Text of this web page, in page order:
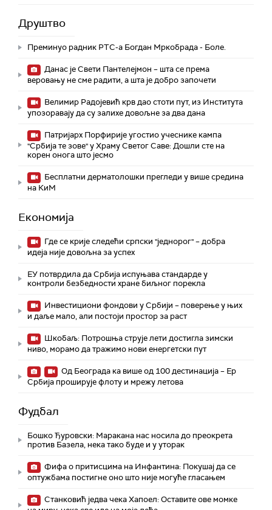
Друштво
Преминуо радник РТС-а Богдан Мркобрада - Боле.
Данас је Свети Пантелејмон – шта се према
веровању не сме радити, а шта је добро започети
Велимир Радојевић крв дао стоти пут, из Института
упозоравају да су залихе довољне за два дана
Патријарх Порфирије угостио учеснике кампа
"Србија те зове" у Храму Светог Саве: Дошли сте на
корен онога што јесмо
Бесплатни дерматолошки прегледи у више средина
на КиМ
Економија
Где се крије следећи српски "једнорог" – добра
идеја није довољна за успех
ЕУ потврдила да Србија испуњава стандарде у
контроли безбедности хране биљног порекла
Инвестициони фондови у Србији – поверење у њих
и даље мало, али постоји простор за раст
Шкобаљ: Потрошња струје лети достигла зимски
ниво, морамо да тражимо нови енергетски пут
Од Београда ка више од 100 дестинација – Ер
Србија проширује флоту и мрежу летова
Фудбал
Бошко Ђуровски: Маракана нас носила до преокрета
против Базела, нека тако буде и у уторак
Фифа о притисцима на Инфантина: Покушај да се
оптужбама постигне оно што није могуће гласањем
Станковић једва чека Хапоел: Оставите ове момке